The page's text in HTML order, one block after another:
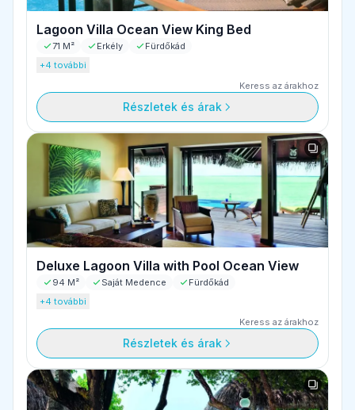
Lagoon Villa Ocean View King Bed
71 M² Erkély
Fürdőkád
+4 további
Keress az árakhoz
Részletek és árak
Deluxe Lagoon Villa with Pool Ocean View
94 M² Saját Medence
Fürdőkád
+4 további
Keress az árakhoz
Részletek és árak